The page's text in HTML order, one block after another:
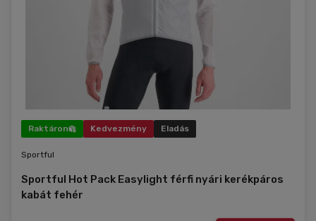
Raktáron Kedvezmény Eladás
Sportful
Sportful Hot Pack Easylight férfi nyári kerékpáros
kabát fehér